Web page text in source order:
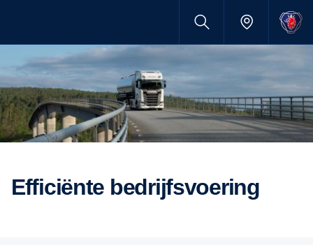
efficiënte bedrijfsvoering